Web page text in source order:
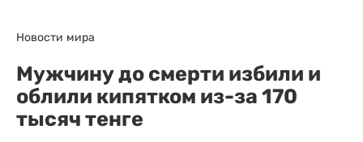
Новости мира
Мужчину до смерти избили и
облили кипятком из-за 170
тысяч тенге